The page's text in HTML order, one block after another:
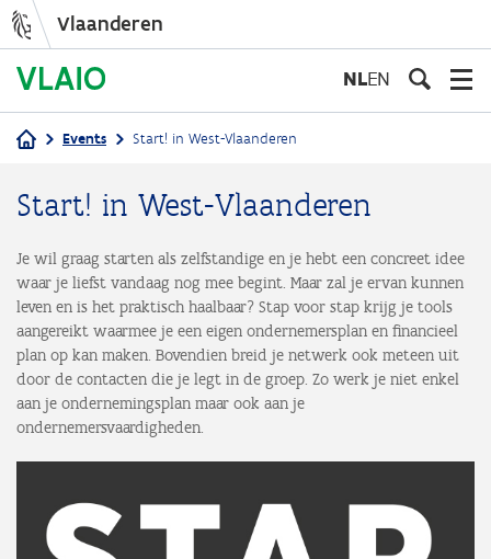
Vlaanderen
NLEN
Events Start! in West-Vlaanderen
Start! in West-Vlaanderen
Je wil graag starten als zelfstandige en je hebt een concreet idee
waar je liefst vandaag nog mee begint. Maar zal je ervan kunnen
leven en is het praktisch haalbaar? Stap voor stap krijg je tools
aangereikt waarmee je een eigen ondernemersplan en financieel
plan op kan maken. Bovendien breid je netwerk ook meteen uit
door de contacten die je legt in de groep. Zo werk je niet enkel
aan je ondernemingsplan maar ook aan je
ondernemersvaardigheden.